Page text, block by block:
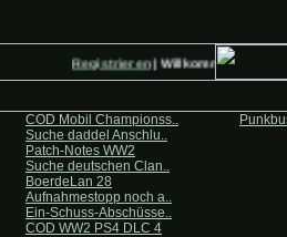
Registrieren| Willkommen auf
COD Mobil Championss..
Suche daddel Anschlu..
Patch-Notes WW2
Suche deutschen Clan..
BoerdeLan 28
Aufnahmestopp noch a..
Ein-Schuss-Abschüsse..
COD WW2 PS4 DLC 4